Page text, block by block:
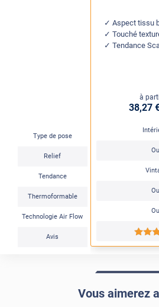
Type de pose
Relief
Tendance
Thermoformable
Technologie Air Flow
Avis
Aspect tissu
Touché
Tendance
à
38,27
Vous aimerez